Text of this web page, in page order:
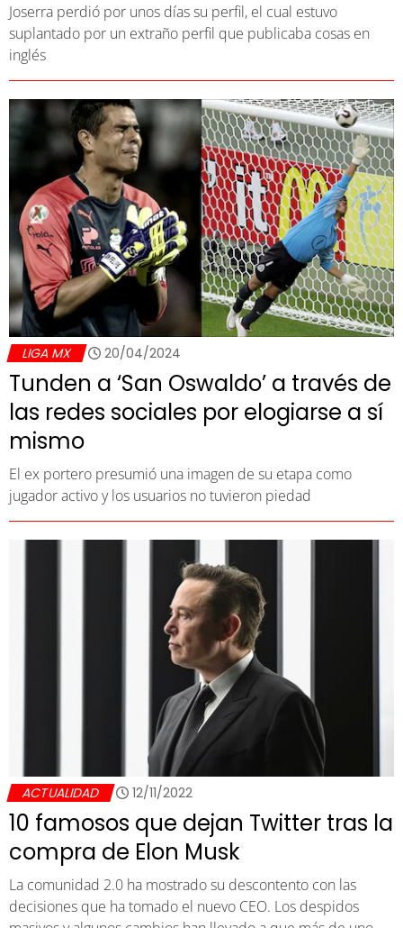
Joserra perdió por unos días su perfil, el cual estuvo
suplantado por un extraño perfil que publicaba cosas en
inglés
LIGA MX 20/04/2024
Tunden a ‘San Oswaldo’ a través de
las redes sociales por elogiarse a sí
mismo
El ex portero presumió una imagen de su etapa como
jugador activo y los usuarios no tuvieron piedad
ACTUALIDAD 12/11/2022
10 famosos que dejan Twitter tras la
compra de Elon Musk
La comunidad 2.0 ha mostrado su descontento con las
decisiones que ha tomado el nuevo CEO. Los despidos